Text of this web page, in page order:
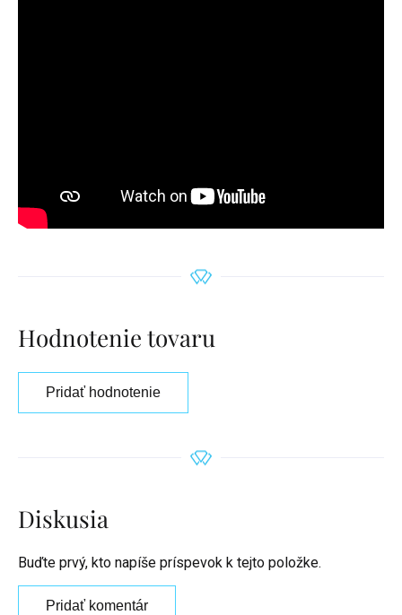
Hodnotenie tovaru
Pridať hodnotenie
Diskusia
Buďte prvý, kto napíše príspevok k tejto položke.
Pridať komentár